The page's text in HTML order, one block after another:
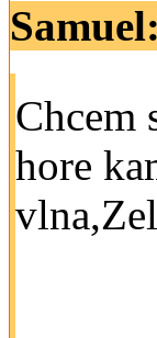
Chcem
hore